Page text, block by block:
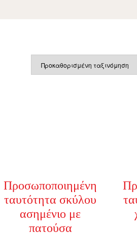
ΚΟΡΝΊΖΕΣ ΜΕ
Σουπλά Βάπτισης
Προσωποποιημένη
ταυτότητα σκύλου
ασημένιο με
πατούσα